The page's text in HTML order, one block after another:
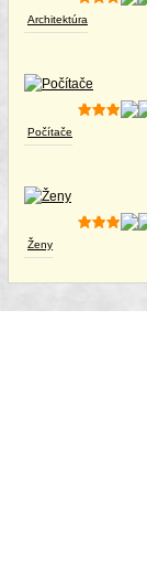
Architektúra
Počítače
Ženy